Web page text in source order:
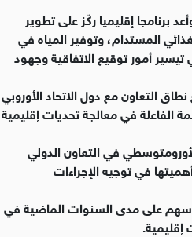
ضمن ائتلاف يتكون من 19 دولة، سبق وأعد برنامجا إقليميا ركّز على تطوير
المستدام، وتوفير المياه في
على دور السفارة في تيسير أمور توقيع الاتفاقية وجهود
التعاون مع دول الاتحاد الأوروبي
الفاعلة في معالجة تحديات إقليمية
في التعاون الدولي
في توجيه الإجراءات
وأسهم على مدى السنوات الماضية في
إقليمية.